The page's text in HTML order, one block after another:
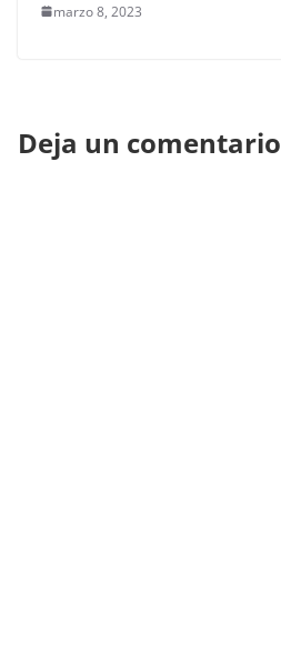
marzo 8, 2023
Deja un comentario